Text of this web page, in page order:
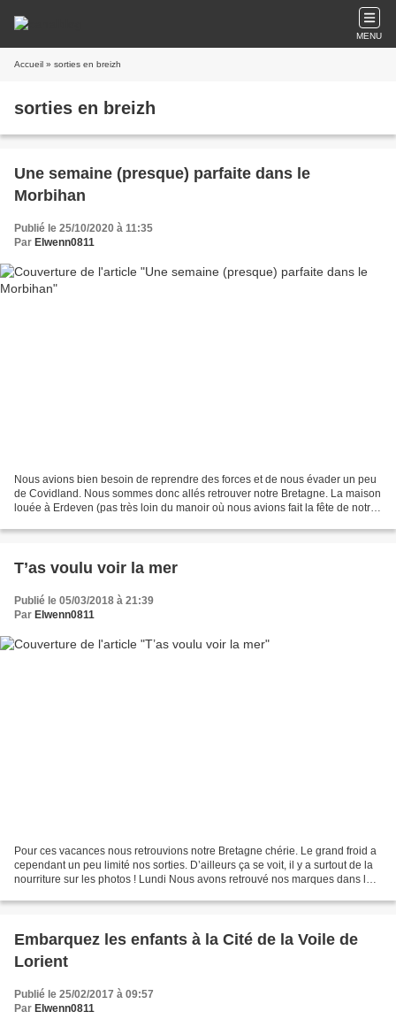
MENU
Accueil » sorties en breizh
sorties en breizh
Une semaine (presque) parfaite dans le
Morbihan
Publié le 25/10/2020 à 11:35
Par Elwenn0811
Nous avions bien besoin de reprendre des forces et de nous évader un peu
de Covidland. Nous sommes donc allés retrouver notre Bretagne. La maison
louée à Erdeven (pas très loin du manoir où nous avions fait la fête de notre
T’as voulu voir la mer
Publié le 05/03/2018 à 21:39
Par Elwenn0811
Pour ces vacances nous retrouvions notre Bretagne chérie. Le grand froid a
cependant un peu limité nos sorties. D’ailleurs ça se voit, il y a surtout de la
nourriture sur les photos ! Lundi Nous avons retrouvé nos marques dans le
Embarquez les enfants à la Cité de la Voile de
Lorient
Publié le 25/02/2017 à 09:57
Par Elwenn0811